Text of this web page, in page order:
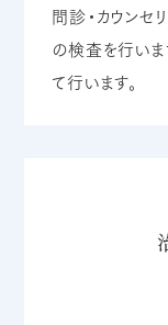
問診・カウンセ
の検査を行い
て行います。